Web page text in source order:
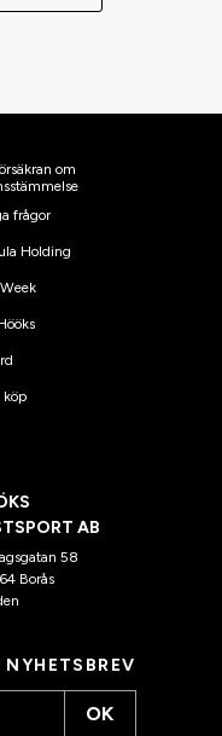
om
frågor
Holding
köp
AB
58
Borås
NYHETSBREV
OK